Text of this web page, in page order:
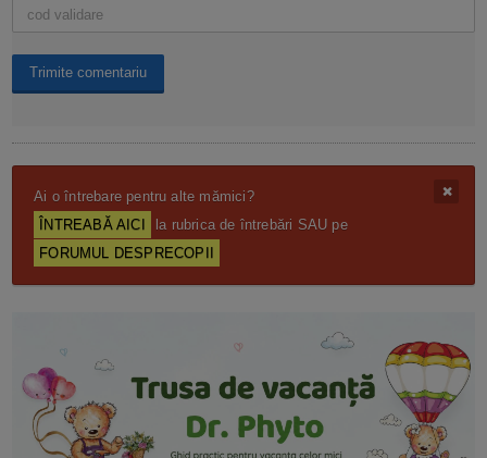
Ai o întrebare pentru alte mămici?
ÎNTREABĂ AICI
la rubrica de întrebări SAU pe
FORUMUL DESPRECOPII